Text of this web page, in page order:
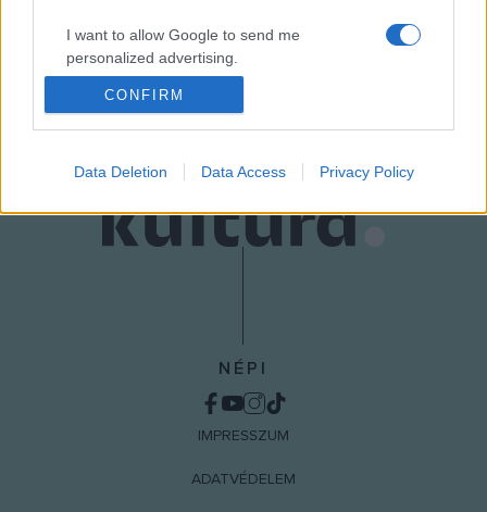
I want to allow Google to send me
personalized advertising.
I want to allow Google to enable storage
related to functionality of the website or app.
related to security, including authentication
functionality and fraud prevention, and other
CONFIRM
Data Deletion Data Access Privacy Policy
MEGOSZTÁS
NÉPI
IMPRESSZUM
ADATVÉDELEM